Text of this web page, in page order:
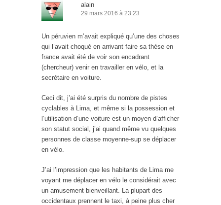
alain
29 mars 2016 à 23:23
Un péruvien m’avait expliqué qu’une des choses
qui l’avait choqué en arrivant faire sa thèse en
france avait été de voir son encadrant
(chercheur) venir en travailler en vélo, et la
secrétaire en voiture.
Ceci dit, j’ai été surpris du nombre de pistes
cyclables à Lima, et même si la possession et
l’utilisation d’une voiture est un moyen d’afficher
son statut social, j’ai quand même vu quelques
personnes de classe moyenne-sup se déplacer
en vélo.
J’ai l’impression que les habitants de Lima me
voyant me déplacer en vélo le considérait avec
un amusement bienveillant. La plupart des
occidentaux prennent le taxi, à peine plus cher